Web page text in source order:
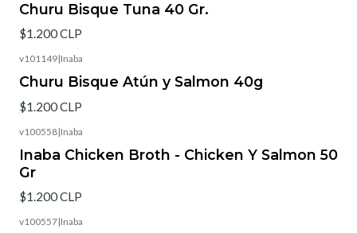
Churu Bisque Tuna 40 Gr.
$1.200 CLP
v101149|Inaba
Churu Bisque Atún y Salmon 40g
$1.200 CLP
v100558|Inaba
Inaba Chicken Broth - Chicken Y Salmon 50
Gr
$1.200 CLP
v100557|Inaba